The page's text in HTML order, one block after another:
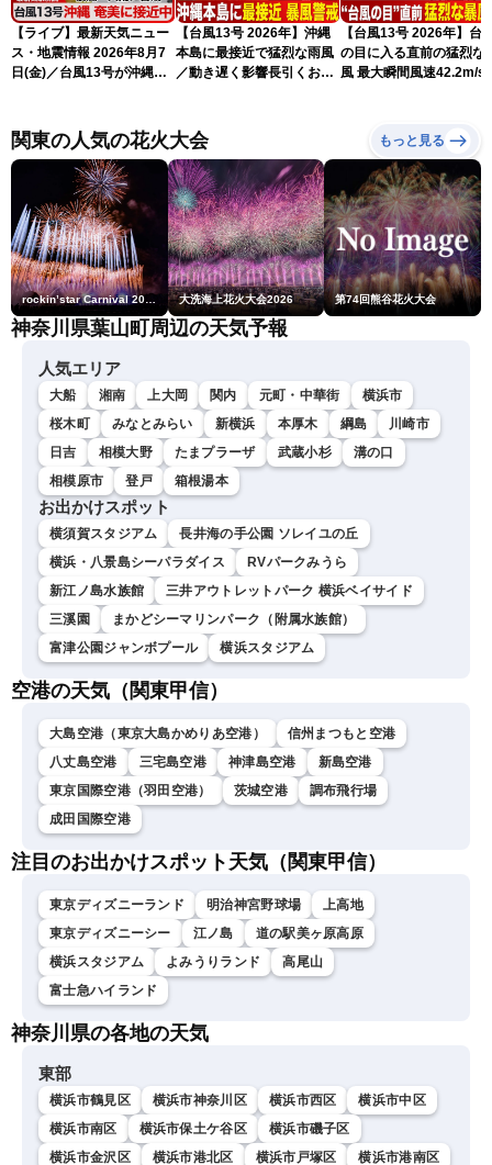
【ライブ】最新天気ニュー
ス・地震情報 2026年8月7
日(金)／台風13号が沖縄・
ュースLiVEアフタヌーン・
小林李衣奈／内藤邦裕〉
【台風13号 2026年】沖縄
本島に最接近で猛烈な雨風
／動き遅く影響長引くおそ
【台風13号 2026年】台
の目に入る直前の猛烈な
風 最大瞬間風速42.2m/s
関東の人気の花火大会 もっと見る
大洗海上花火大会2026 第74回熊谷花火大会
神奈川県葉山町周辺の天気予報
人気エリア
大船 湘南 上大岡 関内 元町・中華街
横浜市
桜木町
みなとみらい 新横浜 本厚木 綱島
川崎市
日吉
相模大野 たまプラーザ 武蔵小杉
溝の口
相模原市
登戸 箱根湯本
お出かけスポット
横須賀スタジアム
長井海の手公園 ソレイユの丘
横浜・八景島シーパラダイス
RVパークみうら
新江ノ島水族館
三井アウトレットパーク 横浜ベイサイド
三溪園
まかどシーマリンパーク（附属水族館）
富津公園ジャンボプール
横浜スタジアム
空港の天気（関東甲信）
大島空港（東京大島かめりあ空港）
信州まつもと空港
八丈島空港
三宅島空港 神津島空港
新島空港
東京国際空港（羽田空港）
茨城空港
調布飛行場
成田国際空港
注目のお出かけスポット天気（関東甲信）
東京ディズニーランド 明治神宮野球場
上高地
東京ディズニーシー
江ノ島
道の駅美ヶ原高原
横浜スタジアム
よみうりランド
高尾山
富士急ハイランド
神奈川県の各地の天気
東部
横浜市鶴見区 横浜市神奈川区 横浜市西区
横浜市中区
横浜市南区
横浜市保土ケ谷区
横浜市磯子区
横浜市金沢区
横浜市港北区 横浜市戸塚区 横浜市港南区